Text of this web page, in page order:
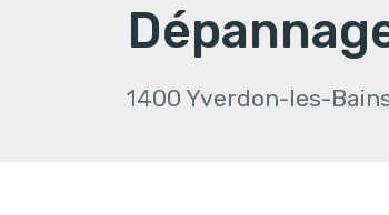
1400 Yverdon-les-